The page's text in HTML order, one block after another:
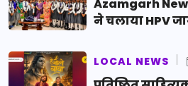
Azamgarh
ने चलाया HPV
LOCAL NEWS